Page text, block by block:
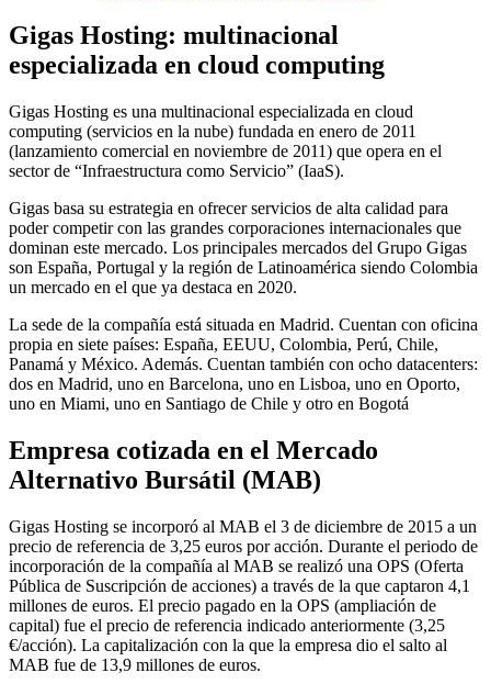
Gigas Hosting: multinacional
especializada en cloud computing
Gigas Hosting es una multinacional especializada en cloud
computing (servicios en la nube) fundada en enero de 2011
(lanzamiento comercial en noviembre de 2011) que opera en el
sector de “Infraestructura como Servicio” (IaaS).
Gigas basa su estrategia en ofrecer servicios de alta calidad para
poder competir con las grandes corporaciones internacionales que
dominan este mercado. Los principales mercados del Grupo Gigas
son España, Portugal y la región de Latinoamérica siendo Colombia
un mercado en el que ya destaca en 2020.
La sede de la compañía está situada en Madrid. Cuentan con oficina
propia en siete países: España, EEUU, Colombia, Perú, Chile,
Panamá y México. Además. Cuentan también con ocho datacenters:
dos en Madrid, uno en Barcelona, uno en Lisboa, uno en Oporto,
uno en Miami, uno en Santiago de Chile y otro en Bogotá
Empresa cotizada en el Mercado
Alternativo Bursátil (MAB)
Gigas Hosting se incorporó al MAB el 3 de diciembre de 2015 a un
precio de referencia de 3,25 euros por acción. Durante el periodo de
incorporación de la compañía al MAB se realizó una OPS (Oferta
Pública de Suscripción de acciones) a través de la que captaron 4,1
millones de euros. El precio pagado en la OPS (ampliación de
capital) fue el precio de referencia indicado anteriormente (3,25
€/acción). La capitalización con la que la empresa dio el salto al
MAB fue de 13,9 millones de euros.